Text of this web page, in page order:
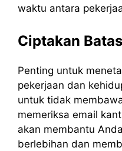
waktu antara
Ciptakan
Penting untuk
pekerjaan dan
untuk tidak
memeriksa email
akan membantu
berlebihan dan